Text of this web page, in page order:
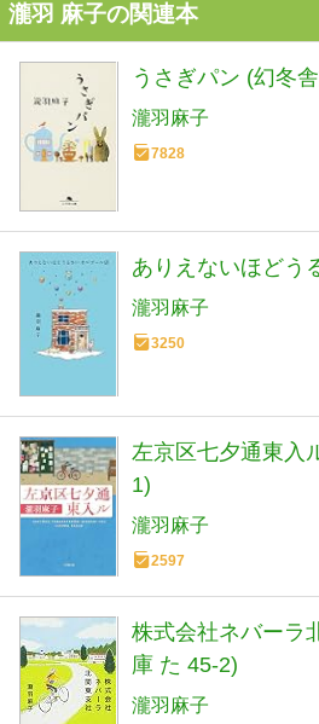
瀧羽 麻子の関連本
うさぎパン (幻冬
瀧羽麻子
7828
ありえないほどう
瀧羽麻子
3250
左京区七夕通東入
1)
瀧羽麻子
2597
株式会社ネバーラ
庫 た 45-2)
瀧羽麻子